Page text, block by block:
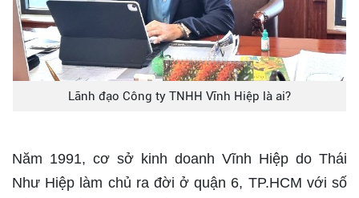
Lãnh đạo Công ty TNHH Vĩnh Hiệp là ai?
Năm 1991, cơ sở kinh doanh Vĩnh Hiệp do Thái
Như Hiệp làm chủ ra đời ở quận 6, TP.HCM với số